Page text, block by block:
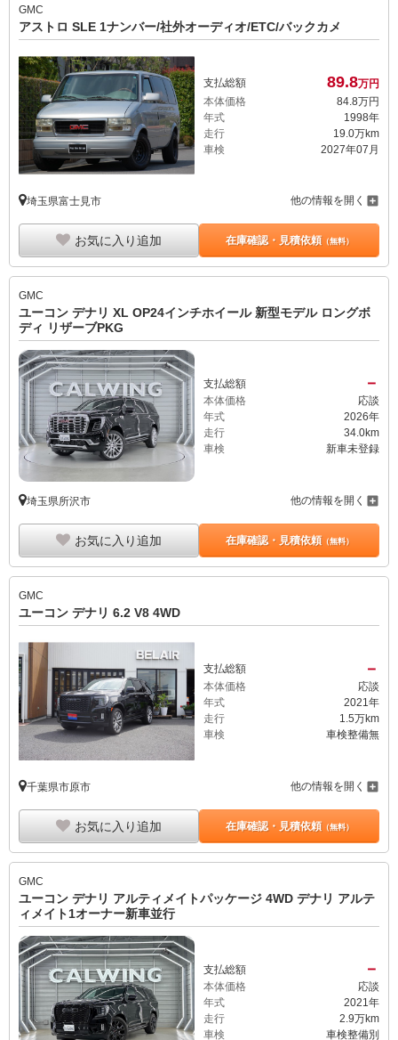
GMC
アストロ SLE 1ナンバー/社外オーディオ/ETC/バックカメ
支払総額 89.8万円
本体価格
84. 8万円
年式
1998年
走行
19.0万km
車検
2027年07月
埼玉県富士見市 他の情報を開く
お気に入り追加 在庫確認・見積依頼（無料）
GMC
ユーコン デナリ XL OP24インチホイール 新型モデル ロングボ
ディ リザーブPKG
支払総額 －
本体価格
応談
年式
2026年
走行
34.0km
車検
新車未登録
埼玉県所沢市 他の情報を開く
お気に入り追加 在庫確認・見積依頼（無料）
GMC
ユーコン デナリ 6.2 V8 4WD
支払総額 －
本体価格
応談
年式
2021年
走行
1.5万km
車検
車検整備無
千葉県市原市 他の情報を開く
お気に入り追加 在庫確認・見積依頼（無料）
GMC
ユーコン デナリ アルティメイトパッケージ 4WD デナリ アルテ
ィメイト1オーナー新車並行
支払総額 －
本体価格
応談
年式
2021年
走行
2.9万km
車検
車検整備別